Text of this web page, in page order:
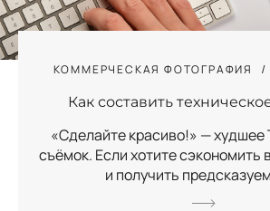
КОММЕРЧЕСКАЯ ФОТОГРАФИЯ
Как составить
«Сделайте красиво!» — худшее
съёмок. Если хотите
и получить